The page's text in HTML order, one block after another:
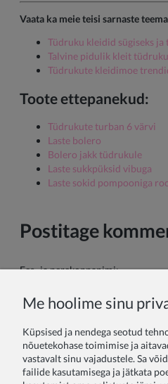
Vaata ka meie teisi sarnaste
Tüdruku kleidid sügiseks ja
Talvine pidulik kleit
Tüdrukute kleidimoe
Toote ettepanekud:
Tüdrukute turban 6 värvi
Laste bolero
Bolero jakk tüdrukule
Laste sukkpüksid vibuga
Laste sokid pompooniga
Postitage
Ees- ja perekonnanimi:
Me hoolime sinu
Küpsised ja nendega seotud
nõuetekohase toimimise ja
vastavalt sinu vajadustele. Sa
failide kasutamisega ja jätkata